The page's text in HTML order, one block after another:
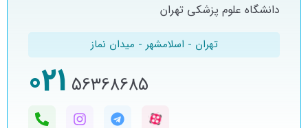
دانشگاه علوم پزشکی تهران
تهران - اسلامشهر - میدان نماز
56368685
021